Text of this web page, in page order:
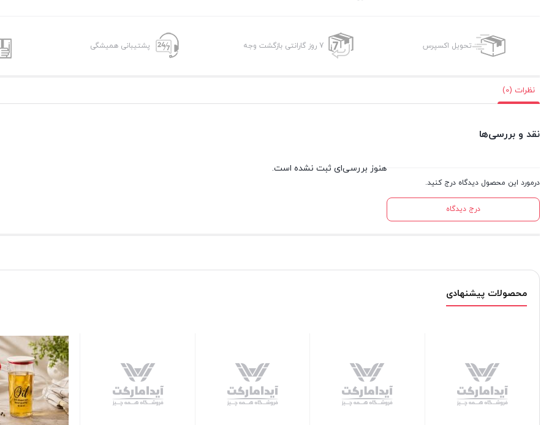
تحویل اکسپرس 7 روز گارانتی بازگشت وجه پشتیبانی همیشگی
نظرات (0)
نقد و بررسی‌ها
درمورد این محصول دیدگاه درج کنید.
درج دیدگاه
هنوز بررسی‌ای ثبت نشده است.
محصولات پیشنهادی
4 عدد در انبار